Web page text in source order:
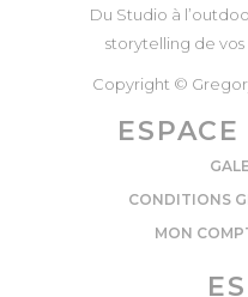
Du Studio à
storytelling de
Copyright ©
CONDITIONS
MON